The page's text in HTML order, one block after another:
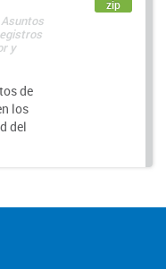
y
de
los
del
zip